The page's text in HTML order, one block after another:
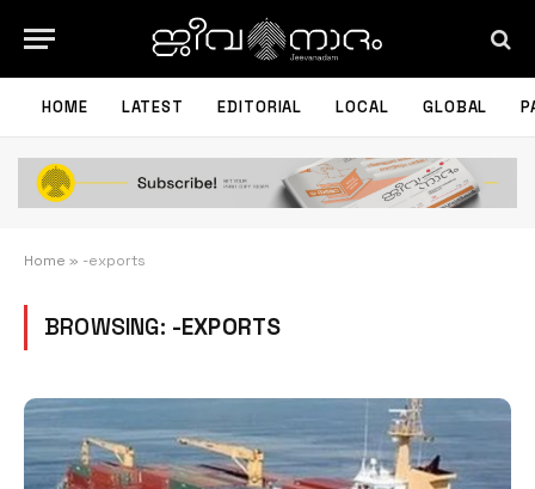
HOME LATEST EDITORIAL LOCAL GLOBAL
Home » -exports
BROWSING: -EXPORTS